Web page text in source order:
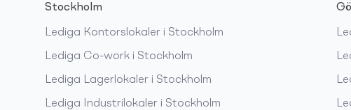
Stockholm
Lediga Kontorslokaler i Stockholm
Lediga Co-work i Stockholm
Lediga Lagerlokaler i Stockholm
Lediga Industrilokaler i Stockholm